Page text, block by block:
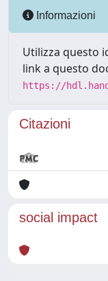
Informazioni
Utilizza questo
link a questo
https://
Citazioni
social impact